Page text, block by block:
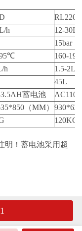
h
12-30L/
15bar
℃ 160-195
h
1.5-2L/h
45L
蓄电池
AC110-
（MM）
120KG
明！蓄电池采用超